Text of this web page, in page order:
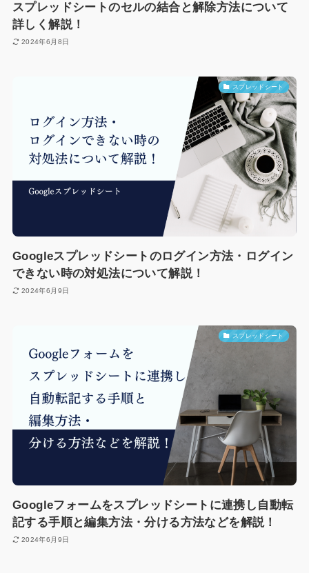
スプレッドシートのセルの結合と解除方法について
詳しく解説！
2024年6月8日
スプレッドシート
Googleスプレッドシートのログイン方法・ログイン
できない時の対処法について解説！
2024年6月9日
スプレッドシート
Googleフォームをスプレッドシートに連携し自動転
記する手順と編集方法・分ける方法などを解説！
2024年6月9日